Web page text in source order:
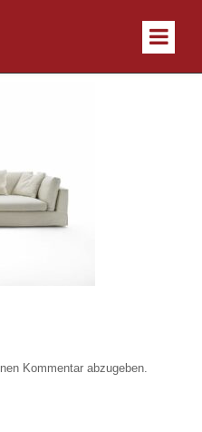
Kommentar abzugeben.